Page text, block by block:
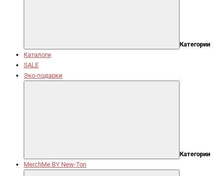
Категории
Каталоги
SALE
Эко-подарки
Категории
MerchMe BY New-Ton